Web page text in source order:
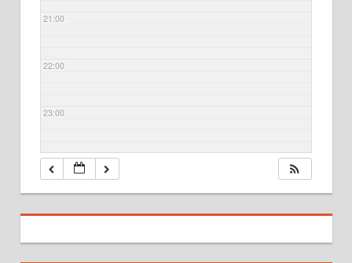
21:00
22:00
23:00